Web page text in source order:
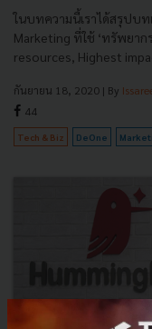
ในบทความนี้เราได้สรุปบ
Marketing ที่ใช้ ‘ทรัพยาก
resources, Highest
กันยายน 18, 2020 | By
44
Tech & Biz DeOne